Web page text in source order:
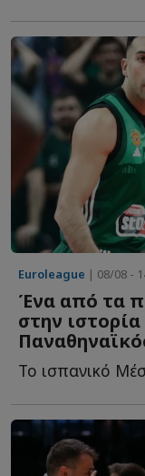
Euroleague | 08/08 -
Ένα από τα
στην